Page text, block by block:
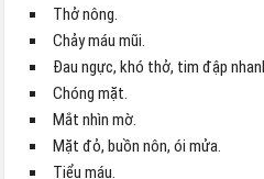
Thở nông.
Chảy máu mũi.
Đau ngực, khó thở, tim đập
Chóng mặt.
Mắt nhìn mờ.
Mặt đỏ, buồn nôn, ói mửa.
Tiểu máu.